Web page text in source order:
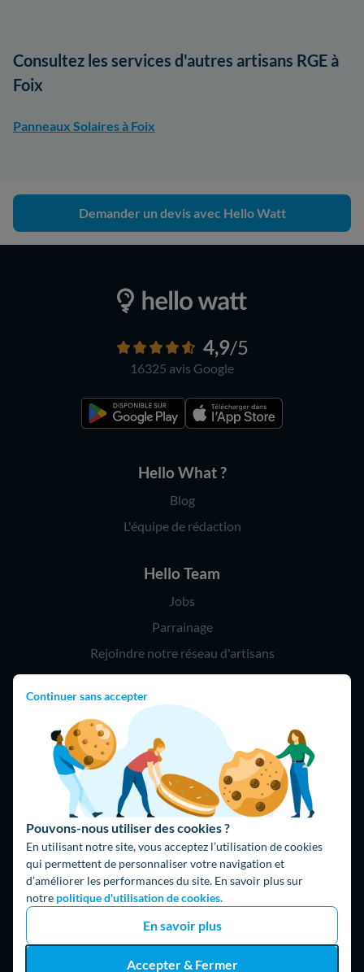
Continuer sans accepter
Pouvons-nous utiliser des cookies ?
En utilisant notre site, vous acceptez l’utilisation de cookies
qui permettent de personnaliser votre navigation et
d’améliorer les performances du site. En savoir plus sur
notre politique d'utilisation de cookies.
En savoir plus
Accepter & Fermer
Consultez les services d'autres artisans RGE à
Foix
Panneaux Solaires à Foix
Demander un devis avec Hello Watt
4,9/5
16325 avis Google
Hello What ?
Blog
L'équipe de rédaction
Hello Team
Jobs
Parrainage
Rejoindre notre réseau d'artisans
Hello !
09 75 18 60 60
(8h-21h)
75018 Paris
Fait avec ⚡ par Hello Watt
© 2026 Hello Watt |CGU|Mentions légales